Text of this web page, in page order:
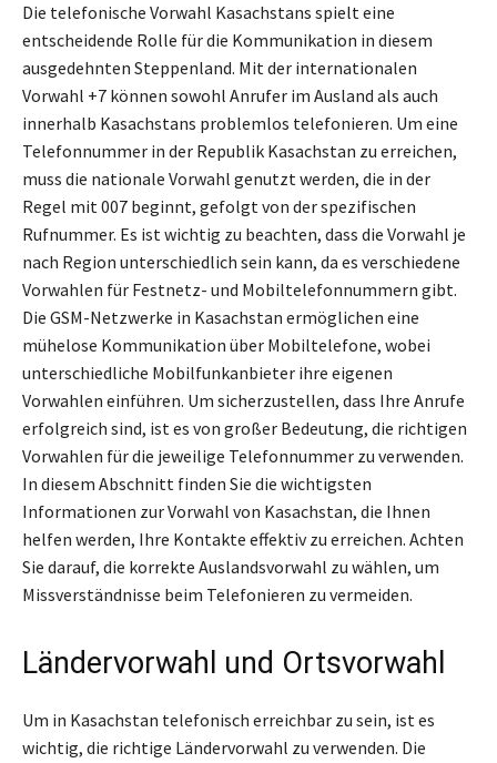
Die telefonische Vorwahl Kasachstans spielt eine
entscheidende Rolle für die Kommunikation in diesem
ausgedehnten Steppenland. Mit der internationalen
Vorwahl +7 können sowohl Anrufer im Ausland als auch
innerhalb Kasachstans problemlos telefonieren. Um eine
Telefonnummer in der Republik Kasachstan zu erreichen,
muss die nationale Vorwahl genutzt werden, die in der
Regel mit 007 beginnt, gefolgt von der spezifischen
Rufnummer. Es ist wichtig zu beachten, dass die Vorwahl je
nach Region unterschiedlich sein kann, da es verschiedene
Vorwahlen für Festnetz- und Mobiltelefonnummern gibt.
Die GSM-Netzwerke in Kasachstan ermöglichen eine
mühelose Kommunikation über Mobiltelefone, wobei
unterschiedliche Mobilfunkanbieter ihre eigenen
Vorwahlen einführen. Um sicherzustellen, dass Ihre Anrufe
erfolgreich sind, ist es von großer Bedeutung, die richtigen
Vorwahlen für die jeweilige Telefonnummer zu verwenden.
In diesem Abschnitt finden Sie die wichtigsten
Informationen zur Vorwahl von Kasachstan, die Ihnen
helfen werden, Ihre Kontakte effektiv zu erreichen. Achten
Sie darauf, die korrekte Auslandsvorwahl zu wählen, um
Missverständnisse beim Telefonieren zu vermeiden.
Ländervorwahl und Ortsvorwahl
Um in Kasachstan telefonisch erreichbar zu sein, ist es
wichtig, die richtige Ländervorwahl zu verwenden. Die